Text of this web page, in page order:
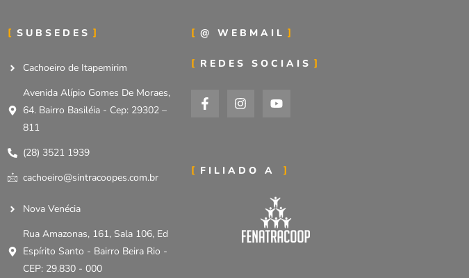
SUBSEDES
Cachoeiro de Itapemirim
Avenida Alípio Gomes De Moraes,
64. Bairro Basiléia - Cep: 29302 –
811
(28) 3521 1939
cachoeiro@sintracoopes.com.br
Nova Venécia
Rua Amazonas, 161, Sala 106, Ed
Espírito Santo - Bairro Beira Rio -
CEP: 29.830 - 000
@ WEBMAIL
REDES SOCIAIS
FILIADO A